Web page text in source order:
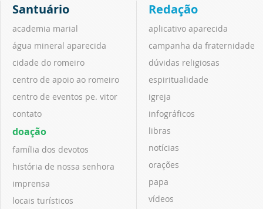
Santuário
academia marial
água mineral aparecida
cidade do romeiro
centro de apoio ao romeiro
centro de eventos pe. vitor
contato
doação
família dos devotos
história de nossa senhora
imprensa
locais turísticos
Redação
aplicativo aparecida
campanha da fraternidade
dúvidas religiosas
espiritualidade
igreja
infográficos
libras
notícias
orações
papa
vídeos